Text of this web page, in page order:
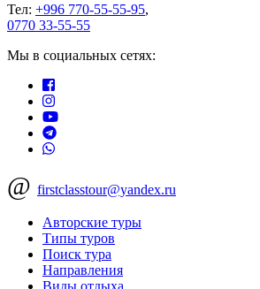
Тел: +996 770-55-55-95,
0770 33-55-55
Мы в социальных сетях:
@ firstclasstour@yandex.ru
Авторские туры
Типы туров
Поиск тура
Направления
Виды отдыха